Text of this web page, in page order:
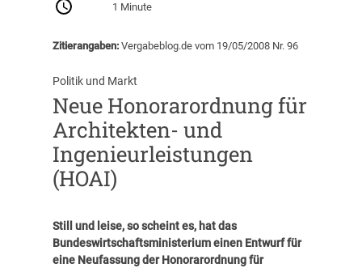
1 Minute
Zitierangaben:Vergabeblog.de vom 19/05/2008 Nr. 96
Politik und Markt
Neue Honorarordnung für
Architekten- und
Ingenieurleistungen
(HOAI)
Still und leise, so scheint es, hat das
Bundeswirtschaftsministerium einen Entwurf für
eine Neufassung der Honorarordnung für